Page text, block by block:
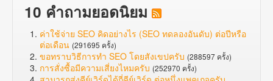
10 คำถามยอดนิยม
ค่าใช้จ่าย SEO คิดอย่างไร (SEO ทดลองอันดับ) ต่อปีหรือ
ต่อเดือน (291695 ครั้ง)
ขอทราบวิธีการทำ SEO โดยสังเขปครับ (288597 ครั้ง)
การสั่งซื้อมีความเสี่ยงไหมครับ (252970 ครั้ง)